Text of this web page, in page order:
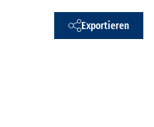
Exportieren